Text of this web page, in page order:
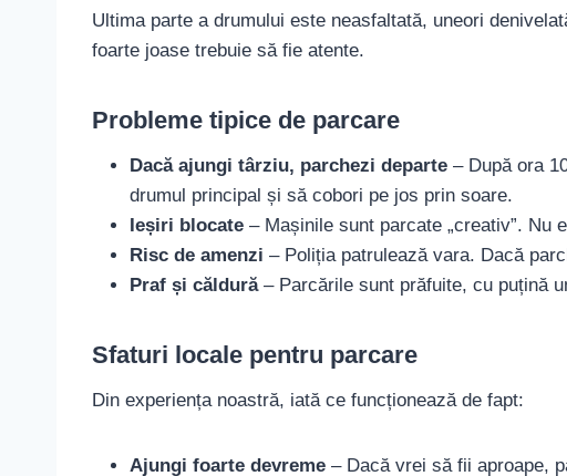
Ultima parte a drumului este neasfaltată, uneori
foarte joase trebuie să fie atente.
Probleme tipice de parcare
Dacă ajungi târziu, parchezi departe – După ora
drumul principal și să cobori pe jos prin soare.
Ieșiri blocate – Mașinile sunt parcate „creativ”. Nu
Risc de amenzi – Poliția patrulează vara. Dacă
Praf și căldură– Parcările sunt prăfuite, cu puțină
Sfaturi locale pentru parcare
Din experiența noastră, iată ce funcționează de fapt:
Ajungi foarte devreme – Dacă vrei să fii aproape,